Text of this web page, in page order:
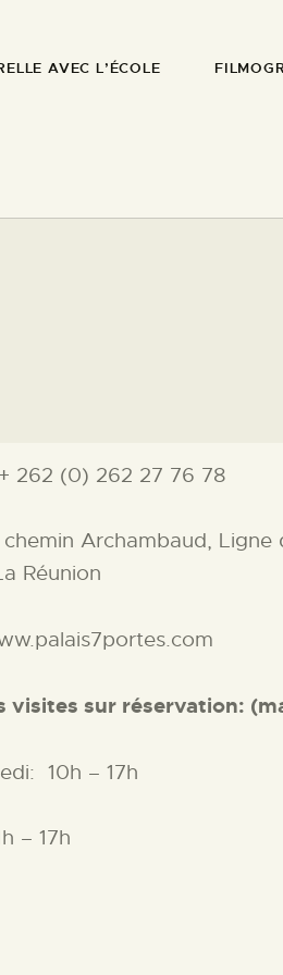
AVEC L’ÉCOLE
262 (0) 262 27 76 78
chemin Archambaud, Ligne
Réunion
visites sur réservation:
10h – 17h
– 17h